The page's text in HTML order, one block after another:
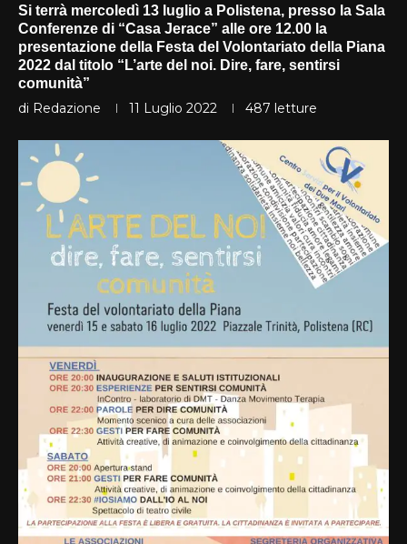
Si terrà mercoledì 13 luglio a Polistena, presso la Sala
Conferenze di “Casa Jerace” alle ore 12.00 la
presentazione della Festa del Volontariato della Piana
2022 dal titolo “L’arte del noi. Dire, fare, sentirsi
comunità”
di Redazione 11 Luglio 2022 487 letture